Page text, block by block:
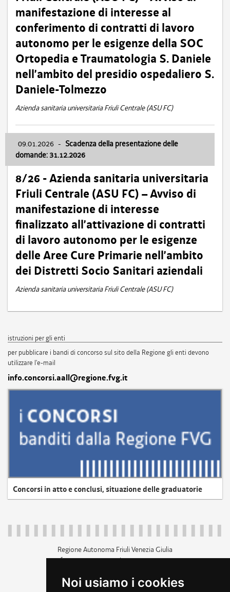
Noi usiamo i cookies
manifestazione di interesse al
conferimento di contratti di lavoro
autonomo per le esigenze della SOC
Ortopedia e Traumatologia S. Daniele
nell’ambito del presidio ospedaliero S.
Daniele-Tolmezzo
Azienda sanitaria universitaria Friuli Centrale (ASU FC)
09.01.2026 - Scadenza della presentazione delle
domande: 31.12.2026
8/26 - Azienda sanitaria universitaria
Friuli Centrale (ASU FC) – Avviso di
manifestazione di interesse
finalizzato all’attivazione di contratti
di lavoro autonomo per le esigenze
delle Aree Cure Primarie nell’ambito
dei Distretti Socio Sanitari aziendali
Azienda sanitaria universitaria Friuli Centrale (ASU FC)
istruzioni per gli enti
per pubblicare i bandi di concorso sul sito della Regione gli enti devono
utilizzare l'e-mail
info.concorsi.aall@regione.fvg.it
Concorsi in atto e conclusi, situazione delle graduatorie
Regione Autonoma Friuli Venezia Giulia
c.f. 80014930327; p.iva 00526040324
+39 040 3771111